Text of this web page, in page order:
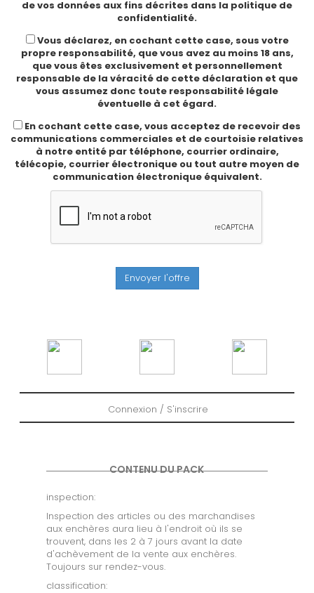
de vos données aux fins décrites dans la politique de
confidentialité.
Vous déclarez, en cochant cette case, sous votre
propre responsabilité, que vous avez au moins 18 ans,
que vous êtes exclusivement et personnellement
responsable de la véracité de cette déclaration et que
vous assumez donc toute responsabilité légale
éventuelle à cet égard.
En cochant cette case, vous acceptez de recevoir des
communications commerciales et de courtoisie relatives
à notre entité par téléphone, courrier ordinaire,
télécopie, courrier électronique ou tout autre moyen de
communication électronique équivalent.
Connexion / S'inscrire
CONTENU DU PACK
inspection:
Inspection des articles ou des marchandises
aux enchères aura lieu à l'endroit où ils se
trouvent, dans les 2 à 7 jours avant la date
d'achèvement de la vente aux enchères.
Toujours sur rendez-vous.
classification: